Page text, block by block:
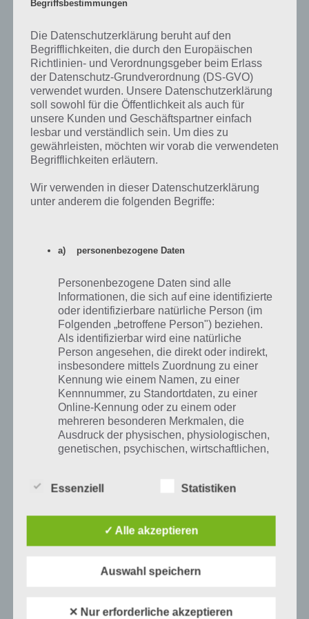
Tweet auf Twitter
Nächster Artikel in dieser Serie
Mehr Artikel hier auf Touchportal
KOMMENTARE
VORIGER ARTIKEL
Wordalot Level
Lösung – Paket
NÄCHSTER ARTIKEL
Wordalot Level
Lösung – Paket
Wordalot Lösungen für alle Level
Amateur
Begriffsbestimmungen
Die Datenschutzerklärung beruht auf den
Begrifflichkeiten, die durch den Europäischen
Richtlinien- und Verordnungsgeber beim Erlass
der Datenschutz-Grundverordnung (DS-GVO)
verwendet wurden. Unsere Datenschutzerklärung
soll sowohl für die Öffentlichkeit als auch für
unsere Kunden und Geschäftspartner einfach
lesbar und verständlich sein. Um dies zu
gewährleisten, möchten wir vorab die verwendeten
Begrifflichkeiten erläutern.
Wir verwenden in dieser Datenschutzerklärung
unter anderem die folgenden Begriffe:
a) personenbezogene Daten
Personenbezogene Daten sind alle
Informationen, die sich auf eine identifizierte
oder identifizierbare natürliche Person (im
Folgenden „betroffene Person") beziehen.
Als identifizierbar wird eine natürliche
Person angesehen, die direkt oder indirekt,
insbesondere mittels Zuordnung zu einer
Kennung wie einem Namen, zu einer
Kennnummer, zu Standortdaten, zu einer
Online-Kennung oder zu einem oder
mehreren besonderen Merkmalen, die
Ausdruck der physischen, physiologischen,
genetischen, psychischen, wirtschaftlichen,
kann.
b) betroffene Person
Betroffene Person ist jede identifizierte oder
Verarbeitung Verantwortlichen verarbeitet
Essenziell Statistiken
✓ Alle akzeptieren
Auswahl speichern
✕ Nur erforderliche akzeptieren